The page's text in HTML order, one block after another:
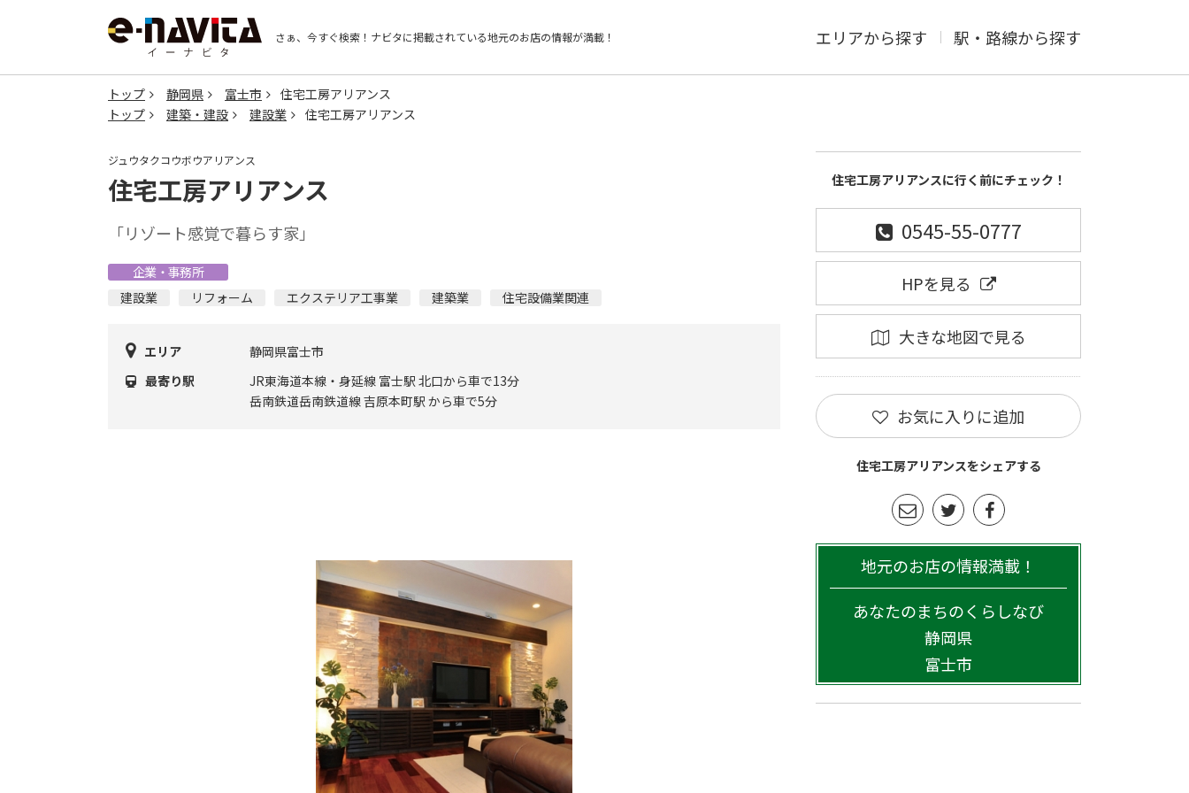
さぁ、今すぐ検索！ ナビタに掲載されている地元のお店の情報が満載！ エリアから探す 駅・路線から探す
トップ 静岡県 富士市
住宅工房アリアンス
トップ
建築・建設 建設業 住宅工房アリアンス
ジュウタクコウボウアリアンス
住宅工房アリアンス
「リゾート感覚で暮らす家」
企業・事務所
建設業
リフォーム エクステリア工事業 建築業 住宅設備業関連
エリア
静岡県富士市
最寄り駅
JR東海道本線・身延線 富士駅 北口から車で13分
岳南鉄道岳南鉄道線 吉原本町駅 から車で5分
住宅工房アリアンスに行く前にチェック！
0545-55-0777
HPを見る
大きな地図で見る
お気に入りに追加
住宅工房アリアンスをシェアする
地元のお店の情報満載！
あなたのまちのくらしなび
静岡県
富士市